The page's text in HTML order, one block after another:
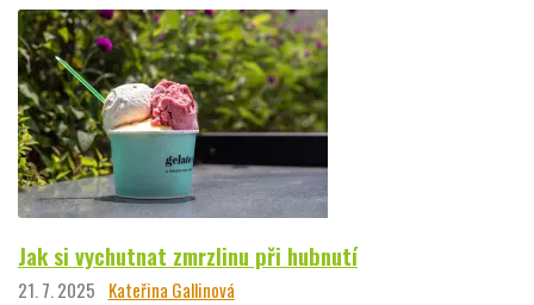
Jak si vychutnat zmrzlinu při hubnutí
21. 7. 2025 Kateřina Gallinová